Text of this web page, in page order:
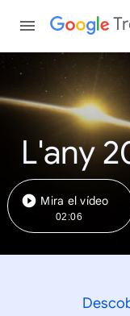
L'any
Mira el vídeo
02:06